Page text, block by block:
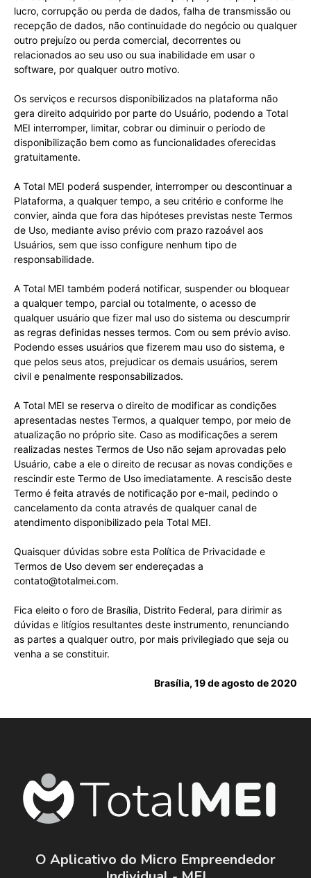
lucro, corrupção ou perda de dados, falha de transmissão ou
recepção de dados, não continuidade do negócio ou qualquer
outro prejuízo ou perda comercial, decorrentes ou
relacionados ao seu uso ou sua inabilidade em usar o
software, por qualquer outro motivo.
Os serviços e recursos disponibilizados na plataforma não
gera direito adquirido por parte do Usuário, podendo a Total
MEI interromper, limitar, cobrar ou diminuir o período de
disponibilização bem como as funcionalidades oferecidas
gratuitamente.
A Total MEI poderá suspender, interromper ou descontinuar a
Plataforma, a qualquer tempo, a seu critério e conforme lhe
convier, ainda que fora das hipóteses previstas neste Termos
de Uso, mediante aviso prévio com prazo razoável aos
Usuários, sem que isso configure nenhum tipo de
responsabilidade.
A Total MEI também poderá notificar, suspender ou bloquear
a qualquer tempo, parcial ou totalmente, o acesso de
qualquer usuário que fizer mal uso do sistema ou descumprir
as regras definidas nesses termos. Com ou sem prévio aviso.
Podendo esses usuários que fizerem mau uso do sistema, e
que pelos seus atos, prejudicar os demais usuários, serem
civil e penalmente responsabilizados.
A Total MEI se reserva o direito de modificar as condições
apresentadas nestes Termos, a qualquer tempo, por meio de
atualização no próprio site. Caso as modificações a serem
realizadas nestes Termos de Uso não sejam aprovadas pelo
Usuário, cabe a ele o direito de recusar as novas condições e
rescindir este Termo de Uso imediatamente. A rescisão deste
Termo é feita através de notificação por e-mail, pedindo o
cancelamento da conta através de qualquer canal de
atendimento disponibilizado pela Total MEI.
Quaisquer dúvidas sobre esta Política de Privacidade e
Termos de Uso devem ser endereçadas a
contato@totalmei.com.
Fica eleito o foro de Brasília, Distrito Federal, para dirimir as
dúvidas e litígios resultantes deste instrumento, renunciando
as partes a qualquer outro, por mais privilegiado que seja ou
venha a se constituir.
Brasília, 19 de agosto de 2020
O Aplicativo do Micro Empreendedor